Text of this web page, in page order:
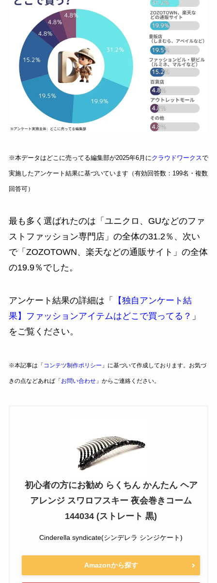
※本データはどこに売ってる編集部が2025年6月にクラウドワークスで
実施したアンケート結果に基づいています（有効回答数：199名・複数
回答可）
最も多く選ばれたのは「ユニクロ、GUなどのファ
ストファッション専門店」の全体の31.2％、次い
で「ZOZOTOWN、楽天などの通販サイト」の全体
の19.9％でした。
アンケート結果の詳細は「
【独自アンケート結
果】ファッションアイテムはどこで買ってる？ 」
をご覧ください。
※本記事は「 コンテツ制作ポリシー 」に基づいて作成しております。お気づ
きの点などあれば「 お問い合わせ」からご連絡ください。
初心者の方にお勧め らくちん かんたん ヘア
アレンジ スワロフスキー 夜会巻きコーム
144034 (ストレート 黒)
Cinderella syndicate(シンデレラ シンジケート)
Amazonから探す